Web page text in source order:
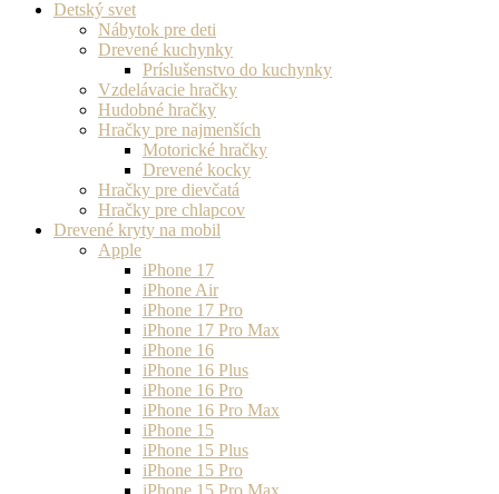
Detský svet
Nábytok pre deti
Drevené kuchynky
Príslušenstvo do kuchynky
Vzdelávacie hračky
Hudobné hračky
Hračky pre najmenších
Motorické hračky
Drevené kocky
Hračky pre dievčatá
Hračky pre chlapcov
Drevené kryty na mobil
Apple
iPhone 17
iPhone Air
iPhone 17 Pro
iPhone 17 Pro Max
iPhone 16
iPhone 16 Plus
iPhone 16 Pro
iPhone 16 Pro Max
iPhone 15
iPhone 15 Plus
iPhone 15 Pro
iPhone 15 Pro Max